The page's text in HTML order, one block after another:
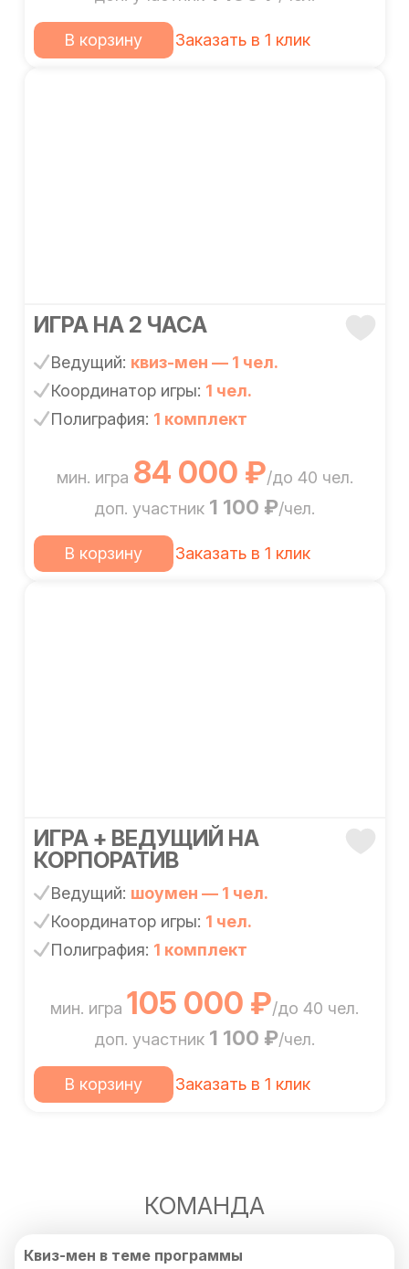
В корзину Заказать в 1 клик
ИГРА НА 2 ЧАСА
Ведущий: квиз-мен — 1 чел.
Координатор игры: 1 чел.
Полиграфия: 1 комплект
мин. игра 84 000 ₽/до 40 чел.
доп. участник 1 100 ₽/чел.
В корзину Заказать в 1 клик
ИГРА + ВЕДУЩИЙ НА
КОРПОРАТИВ
Ведущий: шоумен — 1 чел.
Координатор игры: 1 чел.
Полиграфия: 1 комплект
мин. игра 105 000 ₽/до 40 чел.
доп. участник 1 100 ₽/чел.
В корзину Заказать в 1 клик
КОМАНДА
Квиз-мен в теме программы